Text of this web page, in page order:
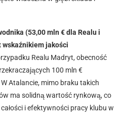
(53,00 mln € dla Realu i
wskaźnikiem jakości
Realu Madryt, obecność
100 mln €
Atalancie, mimo braku takich
ma solidną wartość rynkową, co
i efektywności pracy klubu w